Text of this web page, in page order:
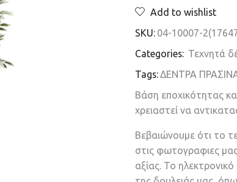
Add to wishlist
SKU: 04-10007-
Categories: Τεχνητά
Tags:ΔΕΝΤΡΑ
Βάση εποχικότητας
χρειαστεί να
Βεβαιώνουμε ότι το
στις φωτογραφιες μας
αξίας. Το